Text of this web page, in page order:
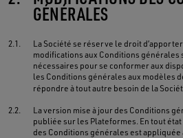
GÉNÉRALES
2.1.
La Société se réserve le droit
modifications aux Conditions générales
nécessaires pour se conformer aux
les Conditions générales aux modèles
répondre à tout autre besoin de la
2.2.
La version mise à jour des Conditions
publiée sur les Plateformes. En tout
des Conditions générales est